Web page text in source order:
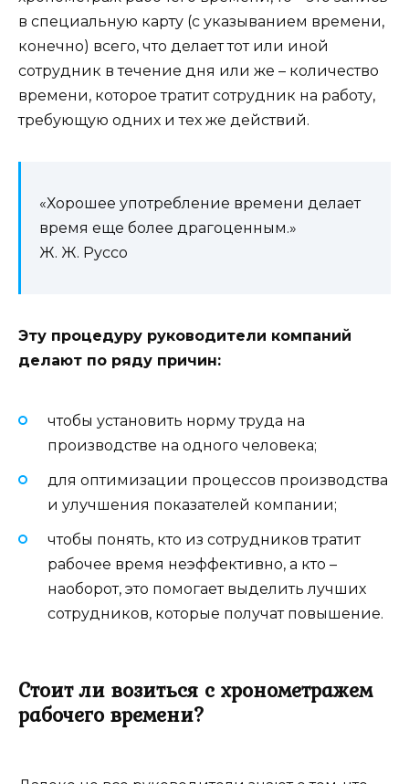
в специальную карту (с указыванием времени,
конечно) всего, что делает тот или иной
сотрудник в течение дня или же – количество
времени, которое тратит сотрудник на работу,
требующую одних и тех же действий.
«Хорошее употребление времени делает
время еще более драгоценным.»
Ж. Ж. Руссо
Эту процедуру руководители компаний
делают по ряду причин:
чтобы установить норму труда на
производстве на одного человека;
для оптимизации процессов производства
и улучшения показателей компании;
чтобы понять, кто из сотрудников тратит
рабочее время неэффективно, а кто –
наоборот, это помогает выделить лучших
сотрудников, которые получат повышение.
Стоит ли возиться с хронометражем
рабочего времени?